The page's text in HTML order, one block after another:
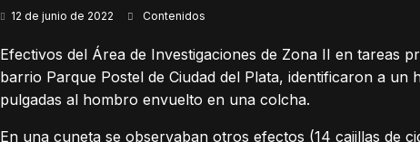
12 de junio de 2022 Contenidos
Efectivos del Área de Investigaciones de Zona II en tareas
barrio Parque Postel de Ciudad del Plata, identificaron a
pulgadas al hombro envuelto en una colcha.
En una cuneta se observaban otros efectos (14 cajillas de